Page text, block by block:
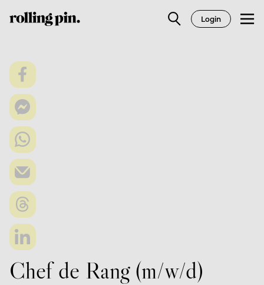
Login
Chef de Rang (m/w/d)